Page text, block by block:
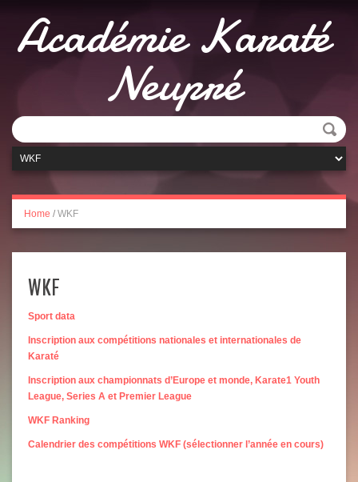
Académie Karaté
Neupré
Home / WKF
WKF
Sport data
Inscription aux compétitions nationales et internationales de
Karaté
Inscription aux championnats d’Europe et monde, Karate1 Youth
League, Series A et Premier League
WKF Ranking
Calendrier des compétitions WKF (sélectionner l’année en cours)